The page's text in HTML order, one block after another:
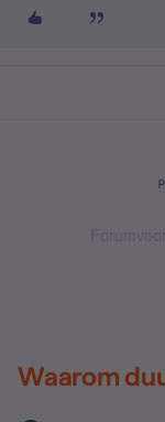
Waarom